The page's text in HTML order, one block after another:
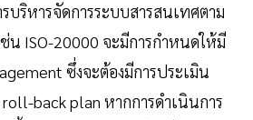
บริหารจัดการระบบสารสนเทศตาม
น ISO-20000 จะมีการกำหนดให้มี
ซึ่งจะต้องมีการประเมิน
roll-back plan หากการดำเนินการ